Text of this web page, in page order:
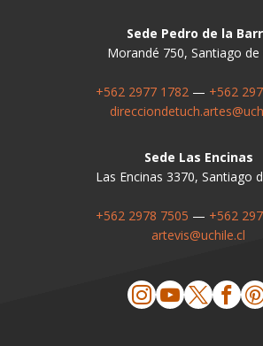
Sede Pedro de la
Morandé 750, Santiago de
+562 2977 1782— +562
Sede Las Encinas
Las Encinas 3370, Santiago
+562 2978 7505 — +562
artevis@uchile.cl